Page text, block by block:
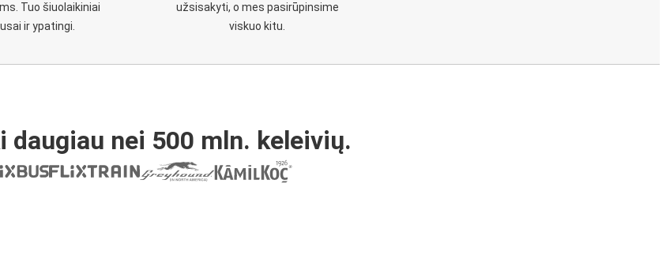
Tuo šiuolaikiniai
ir ypatingi.
užsisakyti, o mes pasirūpinsime
viskuo kitu.
daugiau nei 500 mln. keleivių.